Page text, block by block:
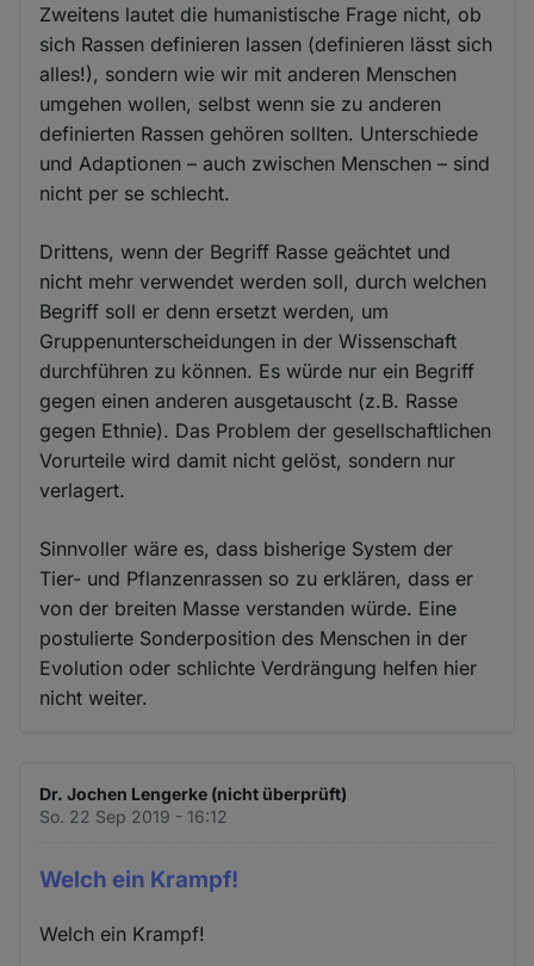
Zweitens lautet die humanistische Frage nicht, ob
sich Rassen definieren lassen (definieren lässt sich
alles!), sondern wie wir mit anderen Menschen
umgehen wollen, selbst wenn sie zu anderen
definierten Rassen gehören sollten. Unterschiede
und Adaptionen – auch zwischen Menschen – sind
nicht per se schlecht.
Drittens, wenn der Begriff Rasse geächtet und
nicht mehr verwendet werden soll, durch welchen
Begriff soll er denn ersetzt werden, um
Gruppenunterscheidungen in der Wissenschaft
durchführen zu können. Es würde nur ein Begriff
gegen einen anderen ausgetauscht (z.B. Rasse
gegen Ethnie). Das Problem der gesellschaftlichen
Vorurteile wird damit nicht gelöst, sondern nur
verlagert.
Sinnvoller wäre es, dass bisherige System der
Tier- und Pflanzenrassen so zu erklären, dass er
von der breiten Masse verstanden würde. Eine
postulierte Sonderposition des Menschen in der
Evolution oder schlichte Verdrängung helfen hier
nicht weiter.
Dr. Jochen Lengerke (nicht überprüft)
So. 22 Sep 2019 - 16:12
Welch ein Krampf!
Welch ein Krampf!